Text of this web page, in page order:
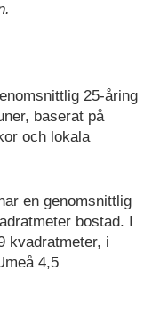
25-åring
baserat på
och lokala
en genomsnittlig
bostad. I
kvadratmeter, i
4,5